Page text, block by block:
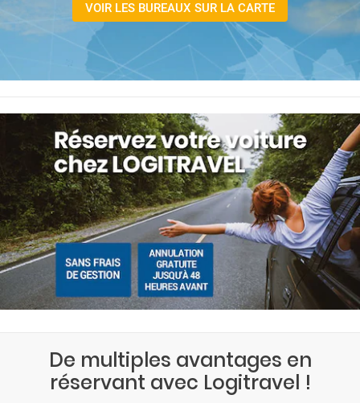
VOIR LES BUREAUX SUR LA CARTE
De multiples avantages en
réservant avec Logitravel !